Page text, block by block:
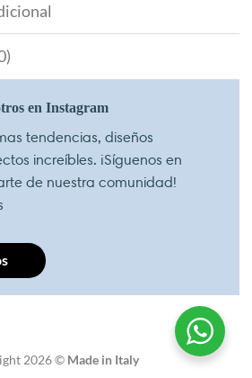
en Instagram
tendencias, diseños
increíbles. ¡Síguenos en
de nuestra comunidad!
2026 © Made in Italy